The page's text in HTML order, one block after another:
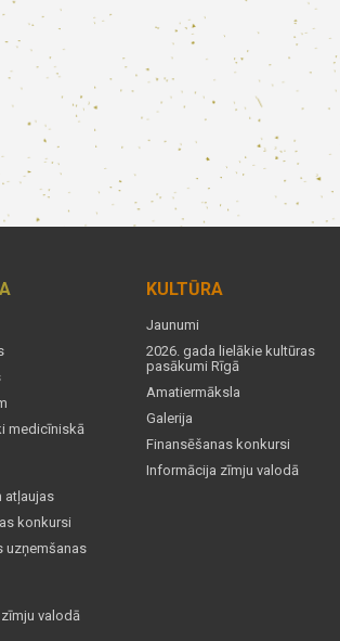
medicīniskā
atļaujas
konkursi
uzņemšanas
valodā
KULTŪRA
Jaunumi
2026. gada lielākie kultūras
pasākumi Rīgā
Amatiermāksla
Galerija
Finansēšanas konkursi
Informācija zīmju valodā